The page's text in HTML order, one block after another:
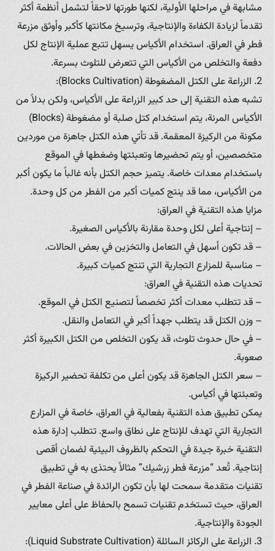
مشابهة في مراحلها الأولية، لكنها طورتها لاحقاً لتشمل أنظمة أكثر
تقدماً لزيادة الكفاءة والإنتاجية، وترسيخ مكانتها كأكبر وأوثق مزرعة
فطر في العراق. استخدام الأكياس يسهل تتبع عملية الإنتاج لكل
دفعة والتخلص من الأكياس التي تتعرض للتلوث بسرعة.
2. الزراعة على الكتل المضغوطة (Blocks Cultivation):
تشبه هذه التقنية إلى حد كبير الزراعة على الأكياس، ولكن بدلاً من
الأكياس المرنة، يتم استخدام كتل صلبة أو مضغوطة (Blocks)
مكونة من الركيزة المعقمة. قد تأتي هذه الكتل جاهزة من موردين
متخصصين، أو يتم تحضيرها وتعبئتها وضغطها في الموقع
باستخدام معدات خاصة. يتميز حجم الكتل بأنه غالباً ما يكون أكبر
من الأكياس، مما قد ينتج كميات أكبر من الفطر من كل وحدة.
مزايا هذه التقنية في العراق:
– إنتاجية أعلى لكل وحدة مقارنة بالأكياس الصغيرة.
– قد تكون أسهل في التعامل والتخزين في بعض الحالات.
– مناسبة للمزارع التجارية التي تنتج كميات كبيرة.
تحديات هذه التقنية في العراق:
– قد تتطلب معدات أكثر تخصصاً لتصنيع الكتل في الموقع.
– وزن الكتل قد يتطلب جهداً أكبر في التعامل والنقل.
– في حال حدوث تلوث، قد يكون التخلص من الكتل الكبيرة أكثر
صعوبة.
– سعر الكتل الجاهزة قد يكون أعلى من تكلفة تحضير الركيزة
وتعبئتها في أكياس.
يمكن تطبيق هذه التقنية بفعالية في العراق، خاصة في المزارع
التجارية التي تهدف للإنتاج على نطاق واسع. تتطلب إدارة هذه
التقنية خبرة جيدة في التحكم بالظروف البيئية لضمان أقصى
إنتاجية. تُعد “مزرعة فطر زرشيك” مثالاً يحتذى به في تطبيق
تقنيات متقدمة سمحت لها بأن تكون الرائدة في صناعة الفطر في
العراق، حيث تستخدم تقنيات تسمح بالحفاظ على أعلى معايير
الجودة والإنتاجية.
3. الزراعة على الركائز السائلة (Liquid Substrate Cultivation):